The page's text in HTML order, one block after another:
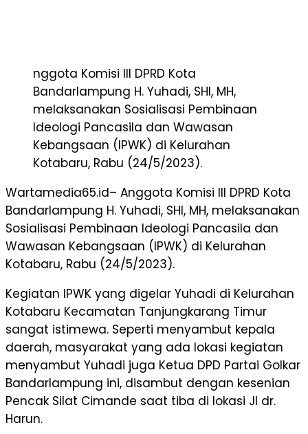
nggota Komisi III DPRD Kota
Bandarlampung H. Yuhadi, SHI, MH,
melaksanakan Sosialisasi Pembinaan
Ideologi Pancasila dan Wawasan
Kebangsaan (IPWK) di Kelurahan
Kotabaru, Rabu (24/5/2023).
Wartamedia65.id– Anggota Komisi III DPRD Kota
Bandarlampung H. Yuhadi, SHI, MH, melaksanakan
Sosialisasi Pembinaan Ideologi Pancasila dan
Wawasan Kebangsaan (IPWK) di Kelurahan
Kotabaru, Rabu (24/5/2023).
Kegiatan IPWK yang digelar Yuhadi di Kelurahan
Kotabaru Kecamatan Tanjungkarang Timur
sangat istimewa. Seperti menyambut kepala
daerah, masyarakat yang ada lokasi kegiatan
menyambut Yuhadi juga Ketua DPD Partai Golkar
Bandarlampung ini, disambut dengan kesenian
Pencak Silat Cimande saat tiba di lokasi Jl dr.
Harun.